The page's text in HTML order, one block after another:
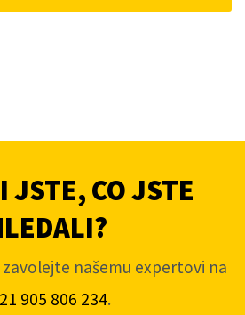
JSTE, CO JSTE
našemu expertovi na
905 806 234.